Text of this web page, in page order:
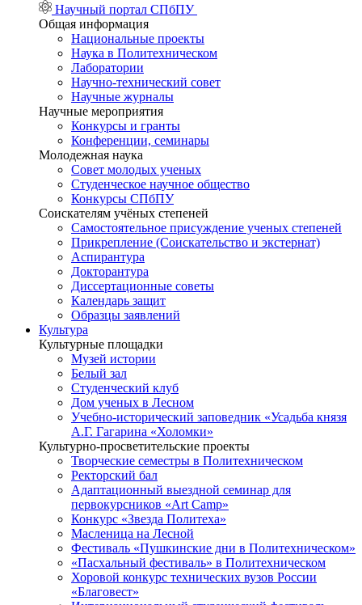
Научный портал СПбПУ
Общая информация
Национальные проекты
Наука в Политехническом
Лаборатории
Научно-технический совет
Научные журналы
Научные мероприятия
Конкурсы и гранты
Конференции, семинары
Молодежная наука
Совет молодых ученых
Студенческое научное общество
Конкурсы СПбПУ
Соискателям учёных степеней
Самостоятельное присуждение ученых степеней
Прикрепление (Соискательство и экстернат)
Аспирантура
Докторантура
Диссертационные советы
Календарь защит
Образцы заявлений
Культура
Культурные площадки
Музей истории
Белый зал
Студенческий клуб
Дом ученых в Лесном
Учебно-исторический заповедник «Усадьба князя
А.Г. Гагарина «Холомки»
Культурно-просветительские проекты
Творческие семестры в Политехническом
Ректорский бал
Адаптационный выездной семинар для
первокурсников «Art Camp»
Конкурс «Звезда Политеха»
Масленица на Лесной
Фестиваль «Пушкинские дни в Политехническом»
«Пасхальный фестиваль» в Политехническом
Хоровой конкурс технических вузов России
«Благовест»